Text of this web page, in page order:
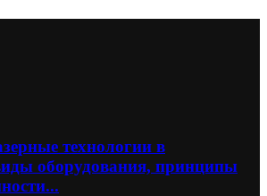
технологии в
оборудования, принципы